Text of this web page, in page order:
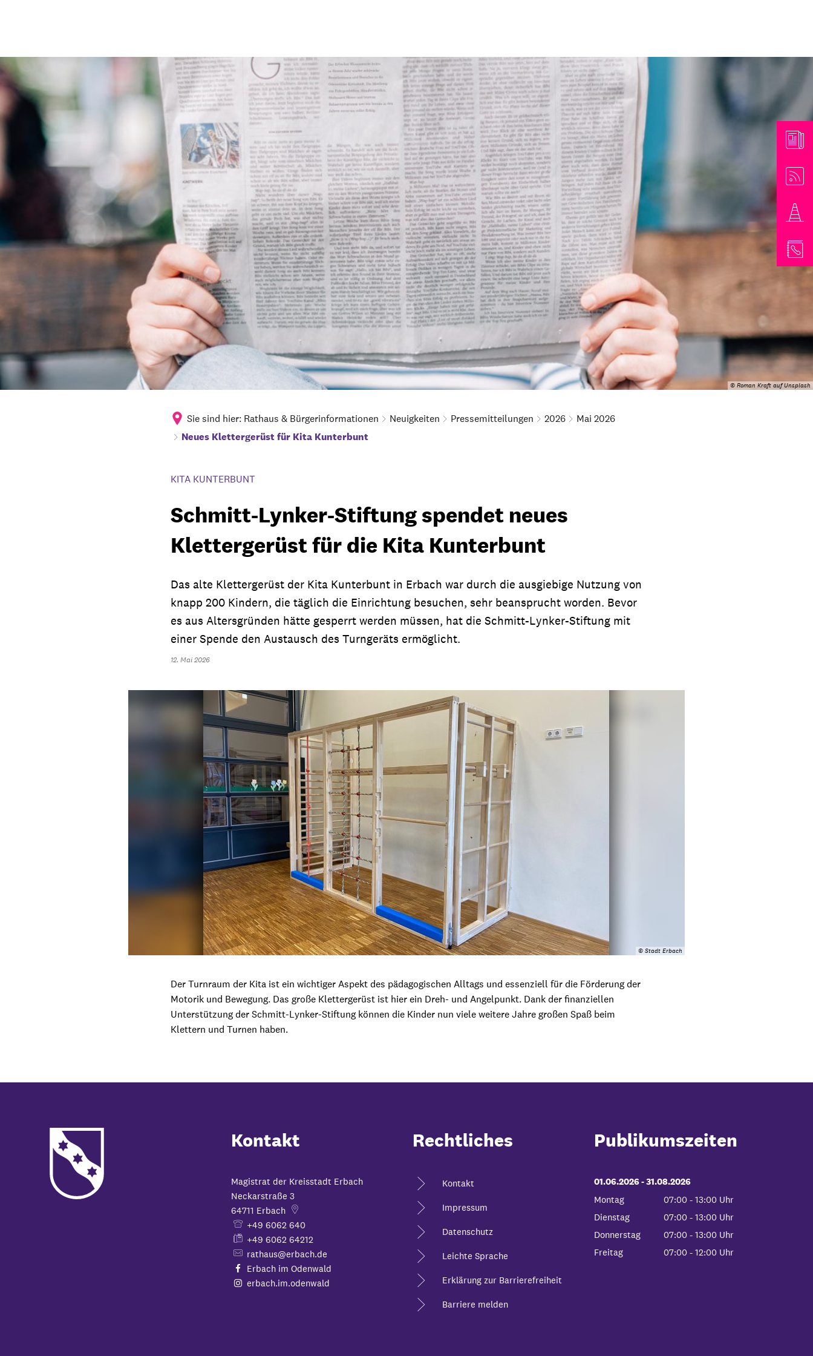
© Roman Kraft auf Unsplash
Sie sind hier: Rathaus & Bürgerinformationen Neuigkeiten Pressemitteilungen 2026 Mai 2026
Neues Klettergerüst für Kita Kunterbunt
KITA KUNTERBUNT
Schmitt-Lynker-Stiftung spendet neues
Klettergerüst für die Kita Kunterbunt
Das alte Klettergerüst der Kita Kunterbunt in Erbach war durch die ausgiebige Nutzung von
knapp 200 Kindern, die täglich die Einrichtung besuchen, sehr beansprucht worden. Bevor
es aus Altersgründen hätte gesperrt werden müssen, hat die Schmitt-Lynker-Stiftung mit
einer Spende den Austausch des Turngeräts ermöglicht.
12. Mai 2026
© Stadt Erbach
Der Turnraum der Kita ist ein wichtiger Aspekt des pädagogischen Alltags und essenziell für die Förderung der
Motorik und Bewegung. Das große Klettergerüst ist hier ein Dreh- und Angelpunkt. Dank der finanziellen
Unterstützung der Schmitt-Lynker-Stiftung können die Kinder nun viele weitere Jahre großen Spaß beim
Klettern und Turnen haben.
Kontakt
Magistrat der Kreisstadt Erbach
Neckarstraße 3
64711 Erbach
+49 6062 640
+49 6062 64212
rathaus@erbach.de
Erbach im Odenwald
erbach.im.odenwald
Rechtliches
Kontakt
Impressum
Datenschutz
Leichte Sprache
Erklärung zur Barrierefreiheit
Barriere melden
Publikumszeiten
01.06.2026-bis
31.08.2026
Montag
07:00 - 13:00 Uhr
Von 07:00 bis 13:00 Uhr
Dienstag 07:00 - 13:00 Uhr
Von 07:00 bis 13:00 Uhr
Donnerstag 07:00 - 13:00 Uhr
Von 07:00 bis 13:00 Uhr
Freitag 07:00 - 12:00 Uhr